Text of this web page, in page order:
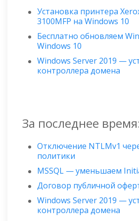
Установка принтера
3100MFP на Windows 10
Бесплатно обновляем
Windows 10
Windows Server 2019 —
контроллера домена
За последнее
Отключение NTLMv1
политики
MSSQL — уменьшаем
Договор публичной
Windows Server 2019 —
контроллера домена